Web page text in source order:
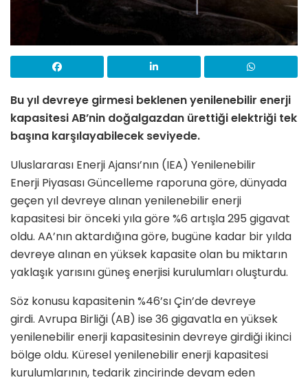
Bu yıl devreye girmesi beklenen yenilenebilir enerji
kapasitesi AB’nin doğalgazdan ürettiği elektriği tek
başına karşılayabilecek seviyede.
Uluslararası Enerji Ajansı’nın (IEA) Yenilenebilir
Enerji Piyasası Güncelleme raporuna göre, dünyada
geçen yıl devreye alınan yenilenebilir enerji
kapasitesi bir önceki yıla göre %6 artışla 295 gigavat
oldu. AA’nın aktardığına göre, bugüne kadar bir yılda
devreye alınan en yüksek kapasite olan bu miktarın
yaklaşık yarısını güneş enerjisi kurulumları oluşturdu.
Söz konusu kapasitenin %46’sı Çin’de devreye
girdi. Avrupa Birliği (AB) ise 36 gigavatla en yüksek
yenilenebilir enerji kapasitesinin devreye girdiği ikinci
bölge oldu. Küresel yenilenebilir enerji kapasitesi
kurulumlarının, tedarik zincirinde devam eden